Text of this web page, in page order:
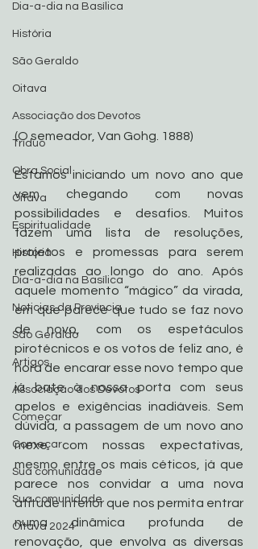
Dia-a-dia na Basílica
História
São Geraldo
Oitava
Associação dos Devotos
Tríduo
Obra Social
Oitava
Espiritualidade
História
Dia-a-dia na Basílica
Noticias da Província
São Geraldo
Artigos
Associação dos Devotos
Começar
Começar
Sua comunidade
Sua comunidade
Oitava 2024
(O semeador, Van Gohg. 1888)
Estamos iniciando um novo ano que
vem chegando com novas
possibilidades e desafios. Muitos
fazem uma lista de resoluções,
projetos e promessas para serem
realizadas ao longo do ano. Após
aquele momento “mágico” da virada,
em que parece que tudo se faz novo
de novo, com os espetáculos
pirotécnicos e os votos de feliz ano, é
hora de encarar esse novo tempo que
já bate à nossa porta com seus
apelos e exigências inadiáveis. Sem
dúvida, a passagem de um novo ano
mexe com nossas expectativas,
mesmo entre os mais céticos, já que
parece nos convidar a uma nova
atitude interior que nos permita entrar
numa dinâmica profunda de
renovação, que envolva as diversas